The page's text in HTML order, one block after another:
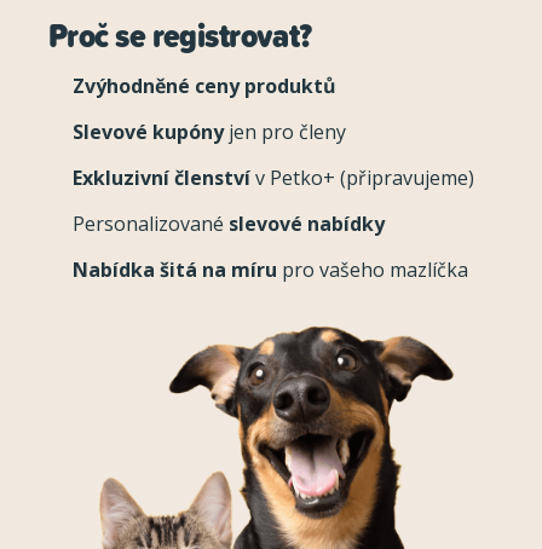
Proč se registrovat?
Zvýhodněné ceny produktů
Slevové kupónyjen pro členy
Exkluzivní členstvív Petko+ (připravujeme)
Personalizované slevové nabídky
Nabídka šitá na míru pro vašeho mazlíčka